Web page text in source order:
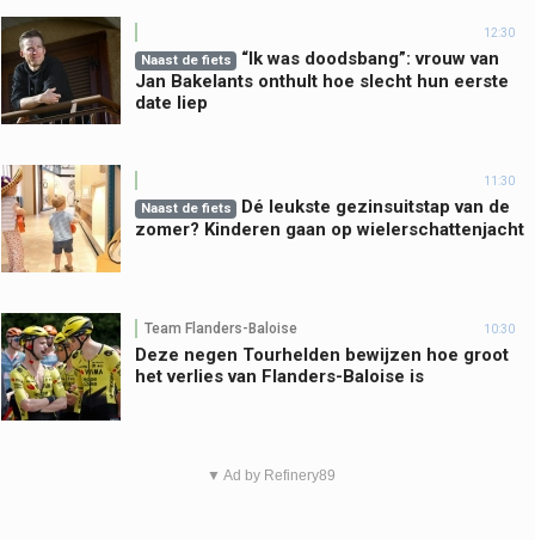
12:30
Naast de fiets
“Ik was doodsbang”: vrouw van
Jan Bakelants onthult hoe slecht hun eerste
date liep
11:30
Naast de fiets
Dé leukste gezinsuitstap van de
zomer? Kinderen gaan op wielerschattenjacht
Team Flanders-Baloise 10:30
Deze negen Tourhelden bewijzen hoe groot
het verlies van Flanders-Baloise is
▼ Ad by Refinery89